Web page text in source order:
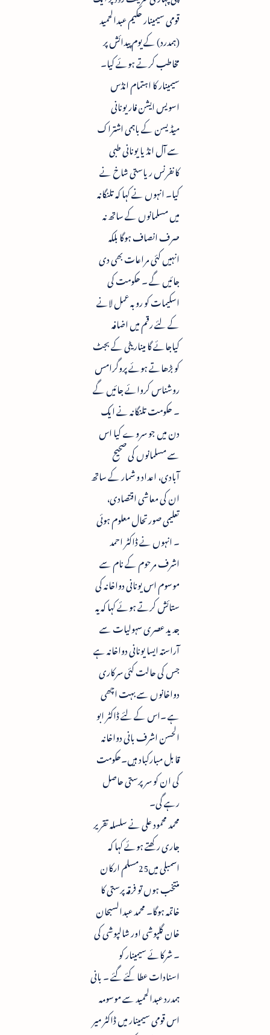
قومی سیمینار حکیم عبدالحمید
(ہمدرد) کے یوم پیدائش پر
مخاطب کرتے ہوئے کیا۔
سیمینار کا اہتمام انڈس
اسویس ایشن فار یونانی
میڈیسن کے باہمی اشتراک
سے آل انڈیا یونانی طبی
کانفرنس ریاستی شاخ نے
کیا۔ انہوں نے کہا کہ تلنگانہ
میں مسلمانوں کے ساتھ نہ
صرف انصاف ہوگا بلکہ
انہیں کئی مراعات بھی دی
جائیں گے ۔ حکومت کی
اسکیمات کو روبہ عمل لانے
کے لئے رقم میں اضافہ
کیاجائے گا مینار یٹی کے بجٹ
کو بڑھاتے ہوئے پروگرامس
روشناس کروائے جائیں گے
۔ حکومت تلنگانہ نے ایک
دن میں جو سروے کیا اس
سے مسلمانوں کی صحیح
آبادی، اعداد و شمار کے ساتھ
ان کی معاشی اقتصادی،
تعلیمی صورتحال معلوم ہوئی
۔ انہوں نے ڈاکٹر احمد
اشرف مرحوم کے نام سے
موسوم اس یونانی دواخانہ کی
ستائش کرتے ہوئے کہا کہ یہ
جدید عصری سہولیات سے
آراستہ ایسا یونانی دواخانہ ہے
جس کی حالت کئی سرکاری
دواخانوں سے بہت اچھی
ہے ۔اس کے لئے ڈاکٹر ابو
الحسن اشرف بانی دواخانہ
قابل مبارکباد ہیں۔حکومت
کی ان کو سرپرستی حاصل
رہے گی۔
محمد محمود علی نے سلسلہ تقریر
جاری رکھتے ہوئے کہا کہ
اسمبلی میں25مسلم ارکان
منتخب ہوں تو فرقہ پرستی کا
خاتمہ ہوگا۔ محمد عبدالسبحان
خان گلپوشی اور شالپوشی کی
۔ شرکائے سیمینار کو
اسنادات عطا کئے گئے ۔ بانی
ہمدرد عبدالحمید سے موسومہ
اس قومی سیمینار میں ڈاکٹر میر